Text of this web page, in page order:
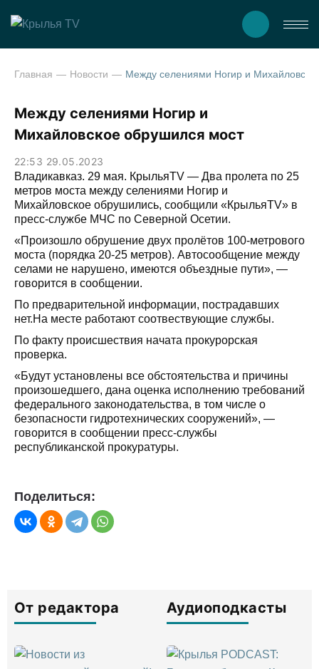
Главная Новости
Между селениями Ногир и
Михайловское обрушился мост
22:53 29.05.2023
Владикавказ. 29 мая. КрыльяTV — Два пролета по 25
метров моста между селениями Ногир и
Михайловское обрушились, сообщили «КрыльяTV» в
пресс-службе МЧС по Северной Осетии.
«Произошло обрушение двух пролётов 100-метрового
моста (порядка 20-25 метров). Автосообщение между
селами не нарушено, имеются объездные пути», —
говорится в сообщении.
По предварительной информации, пострадавших
нет.На месте работают соотвествующие службы.
По факту происшествия начата прокурорская
проверка.
«Будут установлены все обстоятельства и причины
произошедшего, дана оценка исполнению требований
федерального законодательства, в том числе о
безопасности гидротехнических сооружений», —
говорится в сообщении пресс-службы
республиканской прокуратуры.
Поделиться:
От редактора Аудиоподкасты